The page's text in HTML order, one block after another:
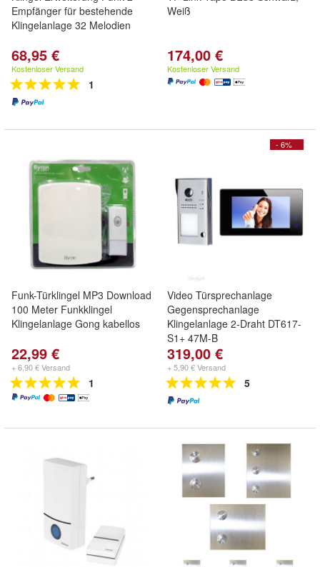
Empfänger für bestehende
Klingelanlage 32 Melodien
68,95 €
Kostenloser Versand
1
Weiß
174,00 €
Kostenloser Versand
Funk-Türklingel MP3 Download
100 Meter Funkklingel
Klingelanlage Gong kabellos
22,99 €
+ 6,90 € Versand
1
- 6%
Video Türsprechanlage
Gegensprechanlage
Klingelanlage 2-Draht DT617-
S1+ 47M-B
319,00 €
+ 5,90 € Versand
5